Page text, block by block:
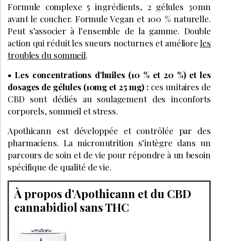
Formule complexe 5 ingrédients, 2 gélules 30mn
avant le coucher. Formule Vegan et 100 % naturelle.
Peut s’associer à l’ensemble de la gamme. Double
action qui réduit les sueurs nocturnes et améliore les
troubles du sommeil.
• Les concentrations d’huiles (10 % et 20 %) et les
dosages de gélules (10mg et 25 mg) : ces unitaires de
CBD sont dédiés au soulagement des inconforts
corporels, sommeil et stress.
Apothicann est développée et contrôlée par des
pharmaciens. La micronutrition s’intègre dans un
parcours de soin et de vie pour répondre à un besoin
spécifique de qualité de vie.
À propos d’Apothicann et du CBD
cannabidiol sans THC